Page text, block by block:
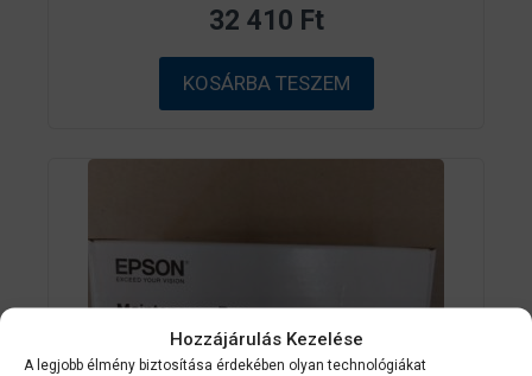
Hozzájárulás Kezelése
A legjobb élmény biztosítása érdekében olyan technológiákat
5
b
ő
l
32 410 Ft
KOSÁRBA TESZEM